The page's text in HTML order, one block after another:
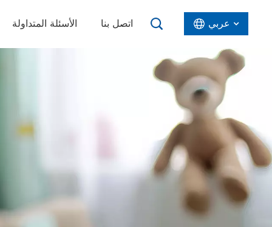
الأسئلة المتداولة اتصل بنا عربي
English
Español
عربي